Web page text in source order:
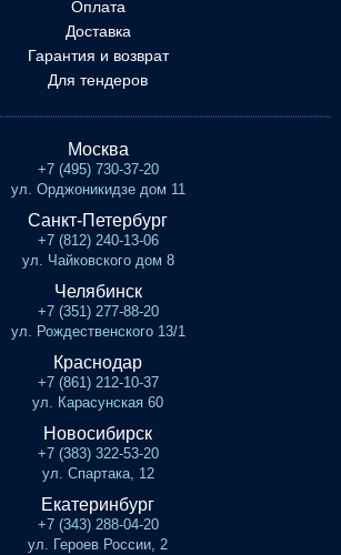
Оплата
Доставка
Гарантия и возврат
Для тендеров
Москва
+7 (495) 730-37-20
ул. Орджоникидзе дом 11
Санкт-Петербург
+7 (812) 240-13-06
ул. Чайковского дом 8
Челябинск
+7 (351) 277-88-20
ул. Рождественского 13/1
Краснодар
+7 (861) 212-10-37
ул. Карасунская 60
Новосибирск
+7 (383) 322-53-20
ул. Спартака, 12
Екатеринбург
+7 (343) 288-04-20
ул. Героев России, 2